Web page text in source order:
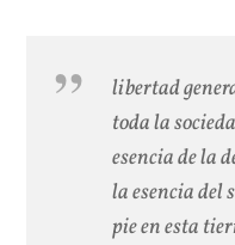
libertad
toda la
esencia de la
la esencia del
pie en esta